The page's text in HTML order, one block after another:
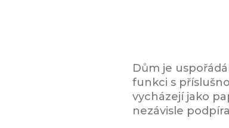
Dům je
funkci s
vycházejí jako
nezávisle